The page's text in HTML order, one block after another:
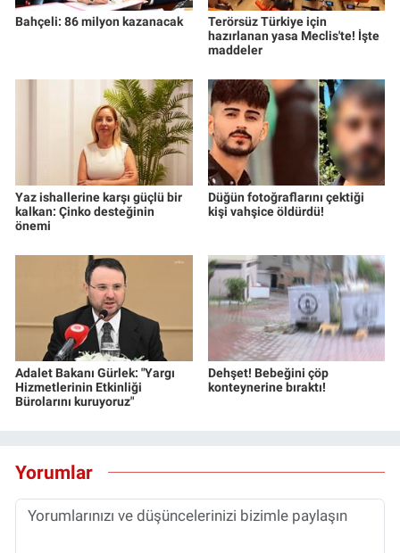
Bahçeli: 86 milyon kazanacak
Terörsüz Türkiye için
hazırlanan yasa Meclis'te! İşte
maddeler
Yaz ishallerine karşı güçlü bir
kalkan: Çinko desteğinin
önemi
Düğün fotoğraflarını çektiği
kişi vahşice öldürdü!
Adalet Bakanı Gürlek: "Yargı
Hizmetlerinin Etkinliği
Bürolarını kuruyoruz"
Dehşet! Bebeğini çöp
konteynerine bıraktı!
Yorumlar